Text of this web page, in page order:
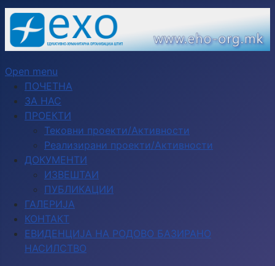
Open menu
ПОЧЕТНА
ЗА НАС
ПРОЕКТИ
Тековни проекти/Активности
Реализирани проекти/Активности
ДОКУМЕНТИ
ИЗВЕШТАИ
ПУБЛИКАЦИИ
ГАЛЕРИЈА
КОНТАКТ
ЕВИДЕНЦИЈА НА РОДОВО БАЗИРАНО
НАСИЛСТВО